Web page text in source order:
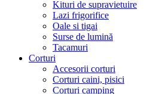
Kituri de supravietuire
Lazi frigorifice
Oale si tigai
Surse de lumină
Tacamuri
Corturi
Accesorii corturi
Corturi caini, pisici
Corturi camping